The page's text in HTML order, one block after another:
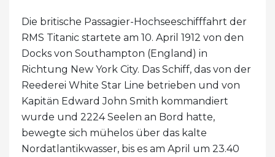
Die britische Passagier-Hochseeschifffahrt der
RMS Titanic startete am 10. April 1912 von den
Docks von Southampton (England) in
Richtung New York City. Das Schiff, das von der
Reederei White Star Line betrieben und von
Kapitän Edward John Smith kommandiert
wurde und 2224 Seelen an Bord hatte,
bewegte sich mühelos über das kalte
Nordatlantikwasser, bis es am April um 23.40